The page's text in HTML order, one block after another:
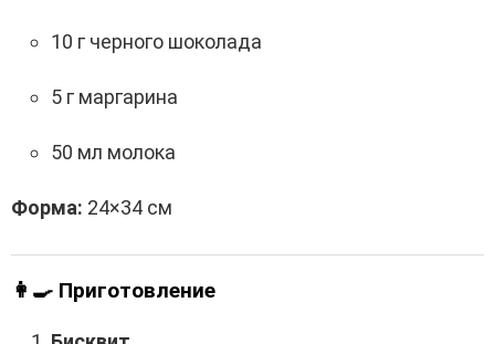
10 г черного шоколада
5 г маргарина
50 мл молока
Форма: 24×34 см
👩‍🍳 Приготовление